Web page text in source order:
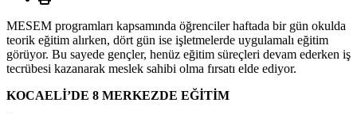
MESEM programları kapsamında öğrenciler haftada bir gün okulda
teorik eğitim alırken, dört gün ise işletmelerde uygulamalı eğitim
görüyor. Bu sayede gençler, henüz eğitim süreçleri devam ederken iş
tecrübesi kazanarak meslek sahibi olma fırsatı elde ediyor.
KOCAELİ’DE 8 MERKEZDE EĞİTİM